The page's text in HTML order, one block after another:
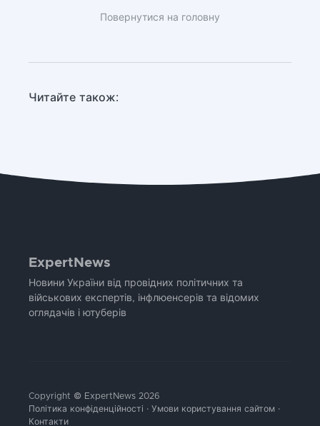
Повернутися на головну
Читайте також:
ExpertNews
Новини України від провідних політичних та
військових експертів, інфлюенсерів та відомих
оглядачів і ютуберів
Copyright © ExpertNews 2026
Політика конфіденційності · Умови користування сайтом ·
Контакти